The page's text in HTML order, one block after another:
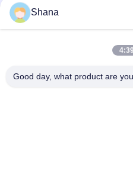
Màn hình cảm ứng RJ45 Room
Conference Room Display 10
Ánh sáng LED Diện tích phòng
Shana
Good day, what product are